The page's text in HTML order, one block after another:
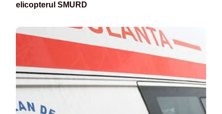
elicopterul SMURD